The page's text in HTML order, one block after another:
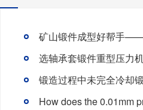
选轴承套锻件重型压力
锻造过程中未完全冷却